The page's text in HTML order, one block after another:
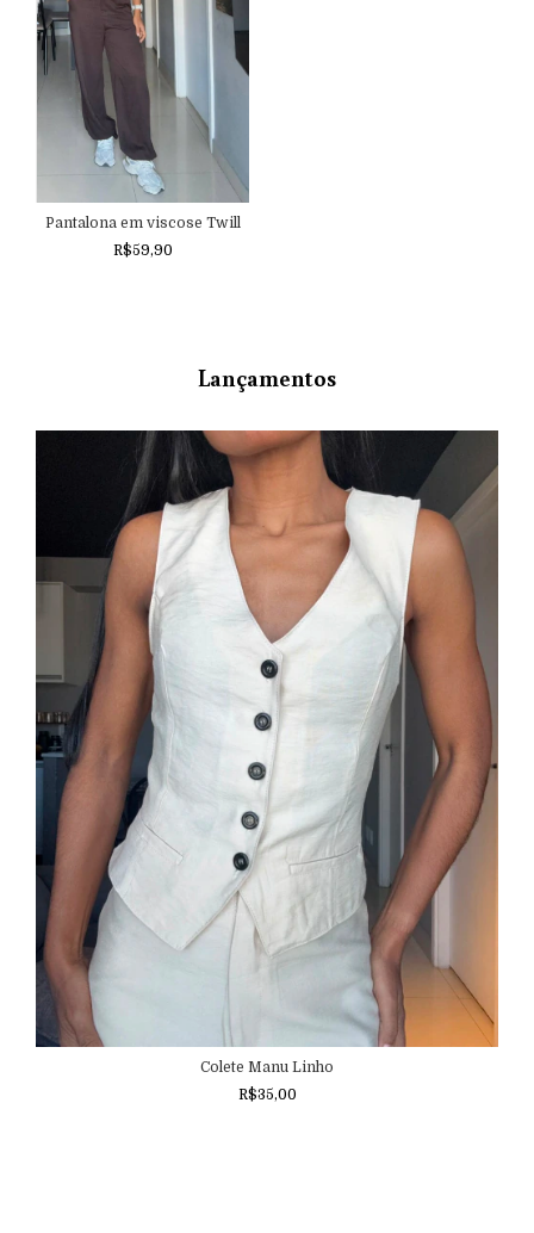
Pantalona em viscose Twill
R$59,90
Lançamentos
Colete Manu Linho
R$35,00